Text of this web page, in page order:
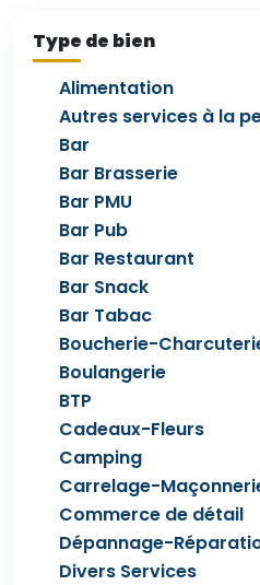
Type de bien
Alimentation
Autres services à la
Bar
Bar Brasserie
Bar PMU
Bar Pub
Bar Restaurant
Bar Snack
Bar Tabac
Boucherie-
Boulangerie
BTP
Cadeaux-Fleurs
Camping
Carrelage-
Commerce de détail
Dépannage-
Divers Services